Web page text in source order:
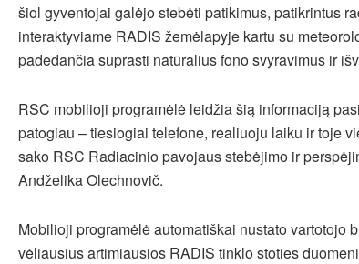
šiol gyventojai galėjo stebėti patikimus, patikrintus
interaktyviame RADIS žemėlapyje kartu su
padedančia suprasti natūralius fono svyravimus ir
RSC mobilioji programėlė leidžia šią informaciją
patogiau – tiesiogiai telefone, realiuoju laiku ir toje
sako RSC Radiacinio pavojaus stebėjimo ir
Andželika Olechnovič.
Mobilioji programėlė automatiškai nustato vartotojo
vėliausius artimiausios RADIS tinklo stoties